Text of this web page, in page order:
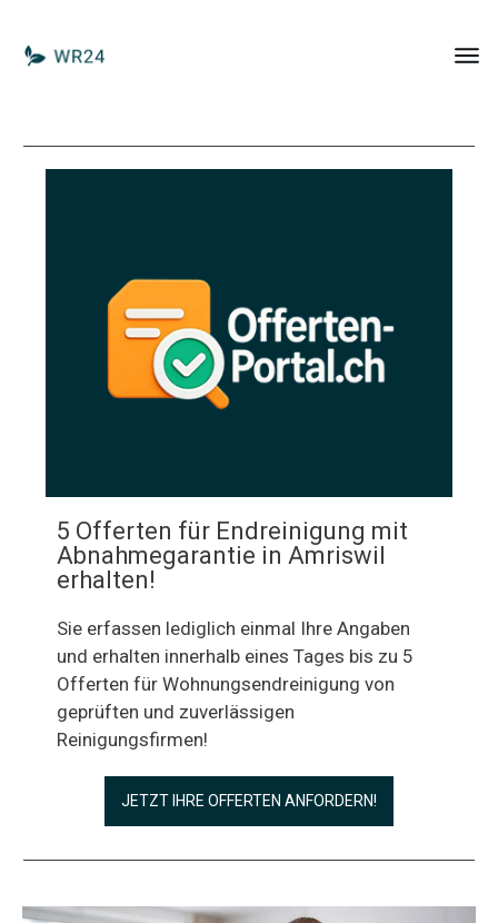
5 Offerten für Endreinigung mit
Abnahmegarantie in Amriswil
erhalten!
Sie erfassen lediglich einmal Ihre Angaben
und erhalten innerhalb eines Tages bis zu 5
Offerten für Wohnungsendreinigung von
geprüften und zuverlässigen
Reinigungsfirmen!
JETZT IHRE OFFERTEN ANFORDERN!